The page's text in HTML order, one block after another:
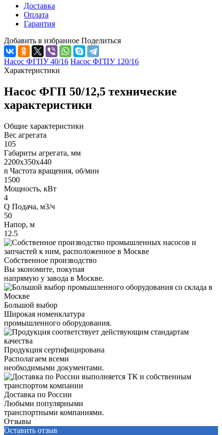
Доставка
Оплата
Гарантия
Добавить в избранное Поделиться
Насос ФГПУ 40/16 Насос ФГПУ 120/16
Характеристики
Насос ФГП 50/12,5 технические
характеристики
Общие характеристики
Вес агрегата
105
Габариты агрегата, мм
2200х350х440
n Частота вращения, об/мин
1500
Мощность, кВт
4
Q Подача, м3/ч
50
Напор, м
12.5
Собственное производство
Вы экономите, покупая
напрямую у завода в Москве.
Большой выбор
Широкая номенклатура
промышленного оборудования.
Продукция сертифицирована
Располагаем всеми
необходимыми документами.
Доставка по России
Любыми популярными
транспортными компаниями.
Отзывы
Оставить отзыв